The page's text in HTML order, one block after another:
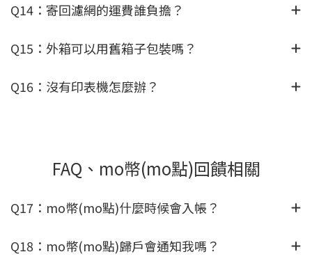
Q14：寄回濾網的運費誰負擔？
Q15：外箱可以用舊箱子包裝嗎？
Q16：沒有印表機怎麼辦？
FAQ、mo幣(mo點)回饋相關
Q17：mo幣(mo點)什麼時候會入帳？
Q18：mo幣(mo點)歸戶會通知我嗎？